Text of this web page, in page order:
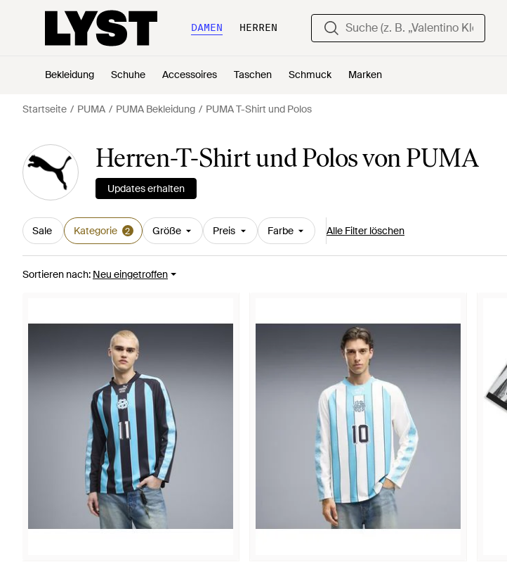
DAMEN HERREN
Bekleidung Schuhe Accessoires Taschen Schmuck Marken
Startseite PUMA PUMA Bekleidung PUMA T-Shirt und Polos
Herren-T-Shirt und Polos von PUMA
Updates erhalten
Sale Kategorie 2 Größe Preis Farbe Alle Filter löschen
Sortieren nach: Neu eingetroffen